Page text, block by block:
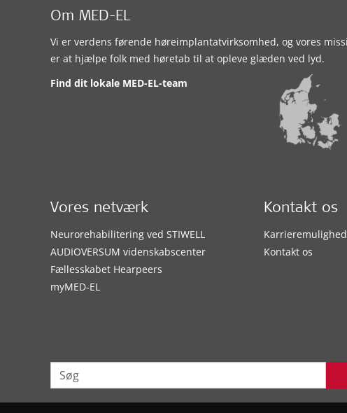
Om MED-EL
Vi er verdens førende høreimplantatvirksomhed, og vores
er at hjælpe folk med høretab til at opleve glæden ved lyd.
Find dit lokale MED-EL-team
Vores netværk
Neurorehabilitering ved STIWELL
AUDIOVERSUM videnskabscenter
Fællesskabet Hearpeers
myMED‑EL
Kontakt os
Kontakt os